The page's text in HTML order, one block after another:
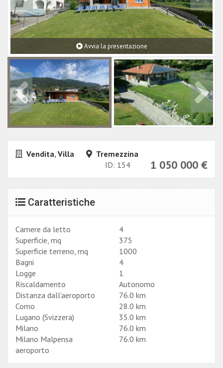
Avvia la presentazione
Vendita, Villa Tremezzina
1 050 000 €
ID: 154
Caratteristiche
Camere da letto
4
Superficie, mq
375
Superficie terreno, mq
1000
Bagni
4
Logge
1
Riscaldamento
Autonomo
Distanza dall'aeroporto
76.0 km
Como
28.0 km
Lugano (Svizzera)
35.0 km
Milano
76.0 km
Milano Malpensa
aeroporto
76.0 km